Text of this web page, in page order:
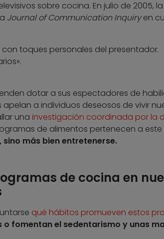
sobre cocina. En julio de 2005,
Journal of Communication Inquiryen
toques personales del presentador.
dotar a sus espectadores de
a individuos deseosos de vivir
una investigación coordinada por la
de alimentos pertenecen a
más bien entretenerse.
de cocina en
qué hábitos promueven estos
fomentan el sedentarismo y unas